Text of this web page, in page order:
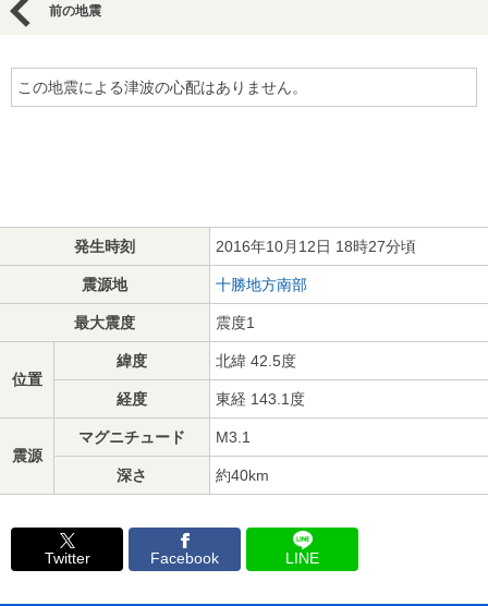
前の地震
この地震による津波の心配はありません。
発生時刻 2016年10月12日 18時27分頃
震源地 十勝地方南部
最大震度 震度1
位置
緯度 北緯 42.5度
経度 東経 143.1度
震源
マグニチュード M3.1
深さ 約40km
Twitter Facebook LINE